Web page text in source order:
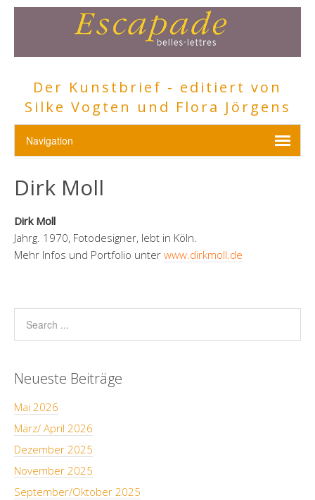
Der Kunstbrief - editiert von
Silke Vogten und Flora Jörgens
Dirk Moll
Dirk Moll
Jahrg. 1970, Fotodesigner, lebt in Köln.
Mehr Infos und Portfolio unter www.dirkmoll.de
Neueste Beiträge
Mai 2026
März/ April 2026
Dezember 2025
November 2025
September/Oktober 2025